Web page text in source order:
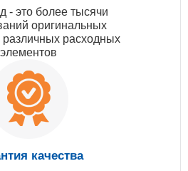
- это более тысячи
оригинальных
различных расходных
элементов
качества